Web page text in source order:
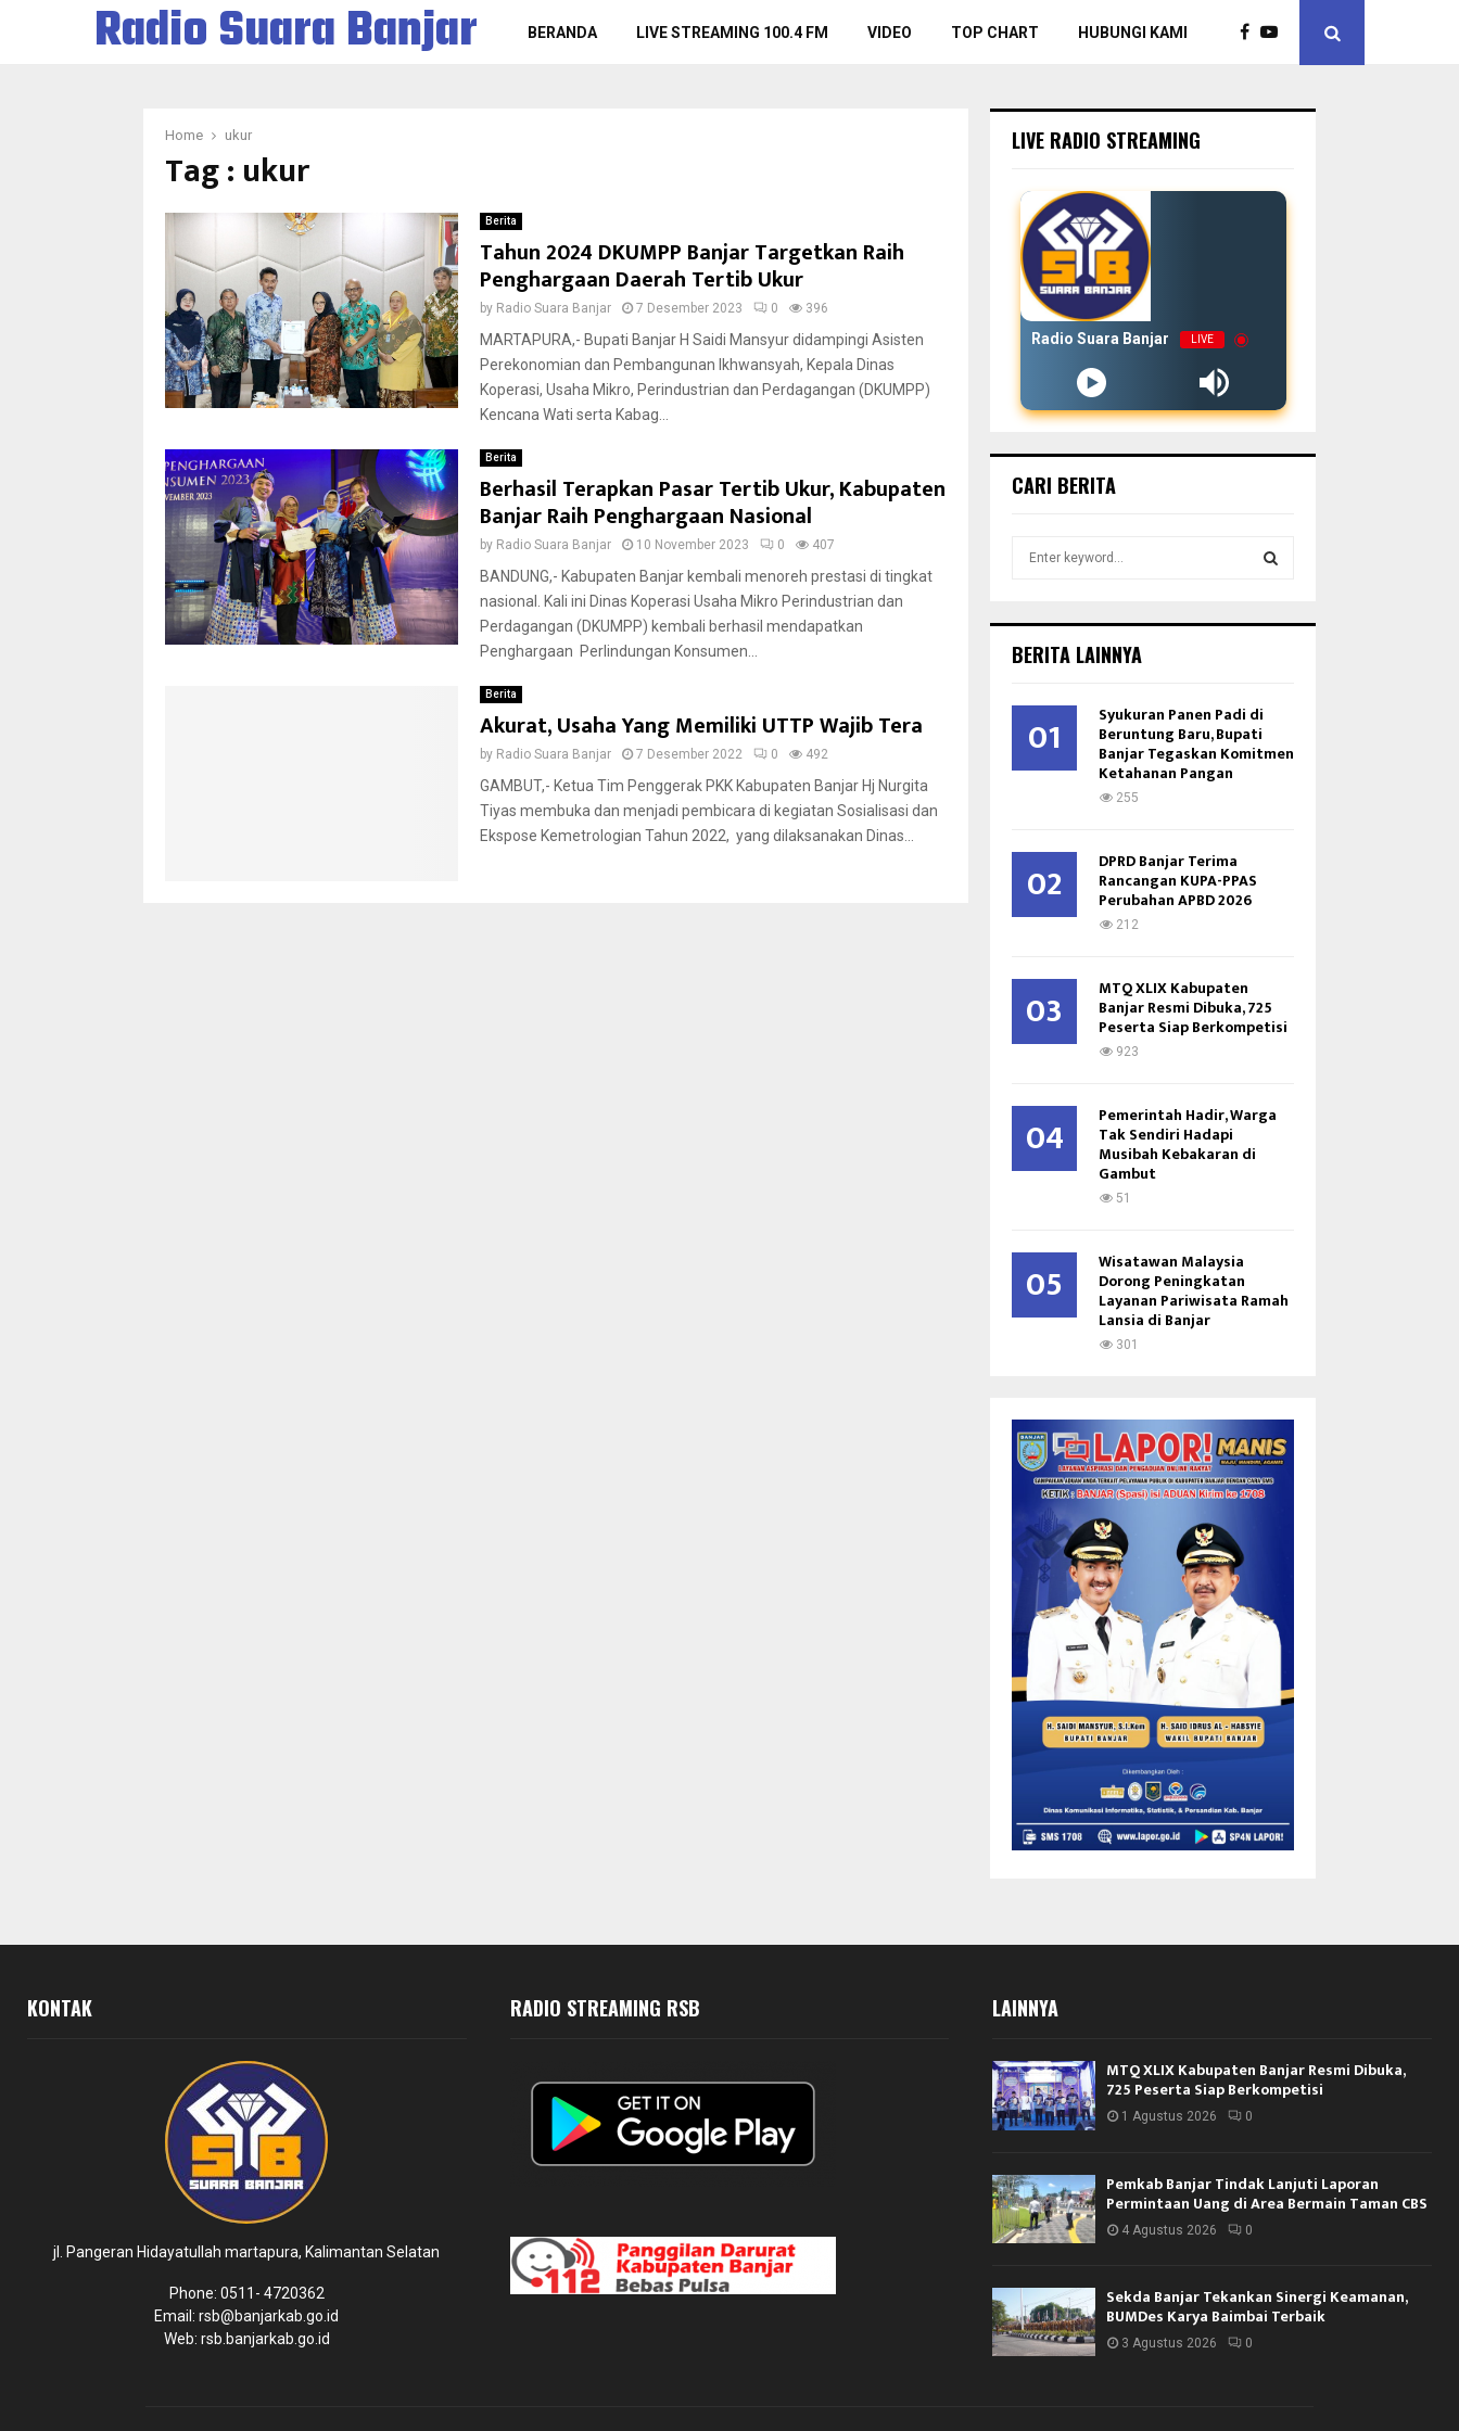
Radio Suara Banjar BERANDA LIVE STREAMING 100.4 FM VIDEO TOP CHART HUBUNGI KAMI
Home ukur
Tag : ukur
Berita
Tahun 2024 DKUMPP Banjar Targetkan Raih
Penghargaan Daerah Tertib Ukur
by Radio Suara Banjar 7 Desember 2023 0 396
MARTAPURA,- Bupati Banjar H Saidi Mansyur didampingi Asisten
Perekonomian dan Pembangunan Ikhwansyah, Kepala Dinas
Koperasi, Usaha Mikro, Perindustrian dan Perdagangan (DKUMPP)
Kencana Wati serta Kabag...
Berita
Berhasil Terapkan Pasar Tertib Ukur, Kabupaten
Banjar Raih Penghargaan Nasional
by Radio Suara Banjar 10 November 2023 0 407
BANDUNG,- Kabupaten Banjar kembali menoreh prestasi di tingkat
nasional. Kali ini Dinas Koperasi Usaha Mikro Perindustrian dan
Perdagangan (DKUMPP) kembali berhasil mendapatkan
Penghargaan Perlindungan Konsumen...
Berita
Akurat, Usaha Yang Memiliki UTTP Wajib Tera
by Radio Suara Banjar 7 Desember 2022 0 492
GAMBUT,- Ketua Tim Penggerak PKK Kabupaten Banjar Hj Nurgita
Tiyas membuka dan menjadi pembicara di kegiatan Sosialisasi dan
Ekspose Kemetrologian Tahun 2022, yang dilaksanakan Dinas...
LIVE RADIO STREAMING
Radio Suara Banjar LIVE
CARI BERITA
h
o
BERITA LAINNYA
01 Syukuran Panen Padi di
Beruntung Baru, Bupati
Banjar Tegaskan Komitmen
Ketahanan Pangan
255
02 DPRD Banjar Terima
Rancangan KUPA-PPAS
Perubahan APBD 2026
212
03 MTQ XLIX Kabupaten
Banjar Resmi Dibuka, 725
Peserta Siap Berkompetisi
923
04 Pemerintah Hadir, Warga
Tak Sendiri Hadapi
Musibah Kebakaran di
Gambut
51
05 Wisatawan Malaysia
Dorong Peningkatan
Layanan Pariwisata Ramah
Lansia di Banjar
301
KONTAK
jl. Pangeran Hidayatullah martapura, Kalimantan Selatan
Phone: 0511- 4720362
Email: rsb@banjarkab.go.id
Web: rsb.banjarkab.go.id
RADIO STREAMING RSB LAINNYA
MTQ XLIX Kabupaten Banjar Resmi Dibuka,
725 Peserta Siap Berkompetisi
1 Agustus 2026 0
Pemkab Banjar Tindak Lanjuti Laporan
Permintaan Uang di Area Bermain Taman CBS
4 Agustus 2026 0
Sekda Banjar Tekankan Sinergi Keamanan,
BUMDes Karya Baimbai Terbaik
3 Agustus 2026 0